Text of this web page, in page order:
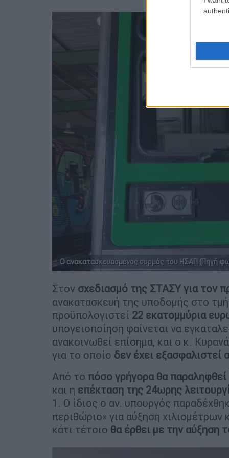
Ο ανακατασκευασμένος συρμός του ΗΣΑΠ (Πηγή
Στον σχεδιασμό της ΣΤΑΣΥ για τον
ανακατασκευή της υποδομής στο
προϋπολογιστεί 22 εκατομμύρια
υπογειοποίηση φαίνεται να
ανακοινωθεί επίσημα, και ο κ.
για το οποίο δεν έχει
Από το πόσο γρήγορα θα
και η επέκταση της 24ωρης
1. Ο ίδιος ο αν. υπουργός
περιθώριο» για αύξηση
κάτι τέτοιο θα έρθει με την αύξηση